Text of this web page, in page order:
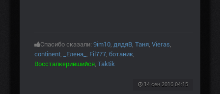
Спасибо сказали: 9im10 дядяВ Таня Vieras
continent
_Елена_ Fil777 ботаник
Воссталкерившийся Taktik
14 сен 2016 04:15